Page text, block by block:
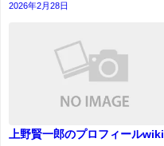
2026年2月28日
上野賢一郎のプロフィールwiki